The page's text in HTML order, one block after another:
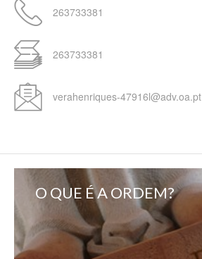
263733381
263733381
verahenriques-47916l@adv.oa.pt
O QUE É A ORDEM?